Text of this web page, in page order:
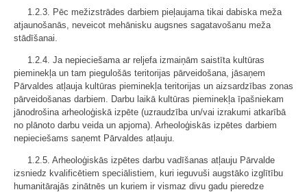
1.2.3. Pēc mežizstrādes darbiem pieļaujama tikai dabiska meža
atjaunošanās, neveicot mehānisku augsnes sagatavošanu meža
stādīšanai.
1.2.4. Ja nepieciešama ar reljefa izmaiņām saistīta kultūras
pieminekļa un tam piegulošās teritorijas pārveidošana, jāsaņem
Pārvaldes atļauja kultūras pieminekļa teritorijas un aizsardzības zonas
pārveidošanas darbiem. Darbu laikā kultūras pieminekļa īpašniekam
jānodrošina arheoloģiskā izpēte (uzraudzība un/vai izrakumi atkarībā
no plānoto darbu veida un apjoma). Arheoloģiskās izpētes darbiem
nepieciešams saņemt Pārvaldes atļauju.
1.2.5. Arheoloģiskās izpētes darbu vadīšanas atļauju Pārvalde
izsniedz kvalificētiem speciālistiem, kuri ieguvuši augstāko izglītību
humanitārajās zinātnēs un kuriem ir vismaz divu gadu pieredze